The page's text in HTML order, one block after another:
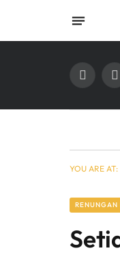
Facebook
X
YOU ARE AT:
RENUNGAN